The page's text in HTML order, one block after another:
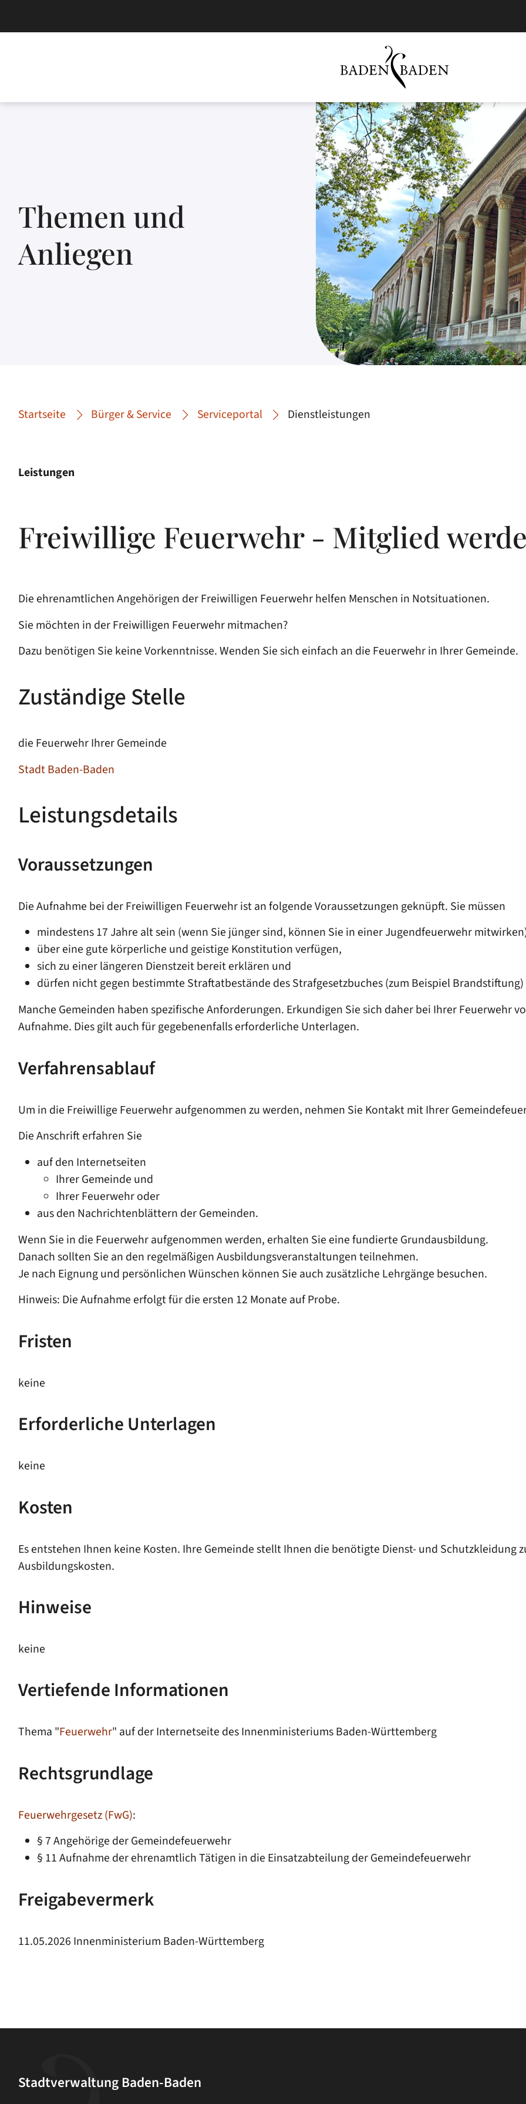
Themen und
Anliegen
Startseite Bürger & Service Serviceportal Dienstleistungen
Leistungen
Freiwillige Feuerwehr - Mitglied
Die ehrenamtlichen Angehörigen der Freiwilligen Feuerwehr helfen Menschen in Notsituationen.
Sie möchten in der Freiwilligen Feuerwehr mitmachen?
Dazu benötigen Sie keine Vorkenntnisse. Wenden Sie sich einfach an die Feuerwehr in Ihrer Gemeinde.
Zuständige Stelle
die Feuerwehr Ihrer Gemeinde
Stadt Baden-Baden
Leistungsdetails
Voraussetzungen
Die Aufnahme bei der Freiwilligen Feuerwehr ist an folgende Voraussetzungen geknüpft. Sie müssen
mindestens 17 Jahre alt sein (wenn Sie jünger sind, können Sie in einer Jugendfeuerwehr
über eine gute körperliche und geistige Konstitution verfügen,
sich zu einer längeren Dienstzeit bereit erklären und
dürfen nicht gegen bestimmte Straftatbestände des Strafgesetzbuches(zum Beispiel Brandstiftung)
Manche Gemeinden haben spezifische Anforderungen. Erkundigen Sie sich daher bei Ihrer Feuerwehr
Aufnahme. Dies gilt auch für gegebenenfalls erforderliche Unterlagen.
Verfahrensablauf
Um in die Freiwillige Feuerwehr aufgenommen zu werden, nehmen Sie Kontakt mit Ihrer
Die Anschrift erfahren Sie
auf den Internetseiten
Ihrer Gemeinde und
Ihrer Feuerwehr oder
aus den Nachrichtenblättern der Gemeinden.
Wenn Sie in die Feuerwehr aufgenommen werden, erhalten Sie eine fundierte Grundausbildung.
Danach sollten Sie an den regelmäßigen Ausbildungsveranstaltungen teilnehmen.
Je nach Eignung und persönlichen Wünschen können Sie auch zusätzliche Lehrgänge besuchen.
Hinweis: Die Aufnahme erfolgt für die ersten 12 Monate auf Probe.
Fristen
keine
Erforderliche Unterlagen
keine
Kosten
Es entstehen Ihnen keine Kosten. Ihre Gemeinde stellt Ihnen die benötigte Dienst- und Schutzkleidung
Ausbildungskosten.
Hinweise
keine
Vertiefende Informationen
Thema "Feuerwehr" auf der Internetseite des Innenministeriums Baden-Württemberg
Rechtsgrundlage
Feuerwehrgesetz (FwG):
§ 7 Angehörige der Gemeindefeuerwehr
§ 11 Aufnahme der ehrenamtlich Tätigen in die Einsatzabteilung der Gemeindefeuerwehr
Freigabevermerk
11.05.2026 Innenministerium Baden-Württemberg
Stadtverwaltung Baden-Baden